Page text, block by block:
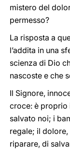
mistero del
permesso?
La risposta a
l’addita in una
scienza di Dio
nascoste e che
Il Signore,
croce: è proprio
salvato noi; i
regale; il
riparare, di